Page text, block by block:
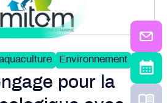
Environnement
pour la